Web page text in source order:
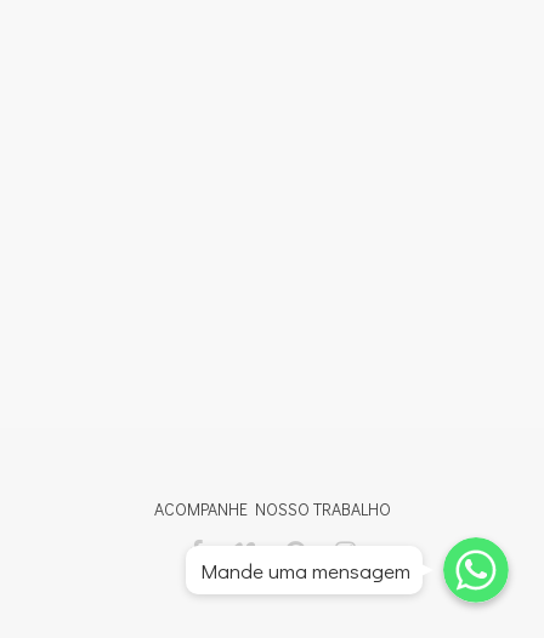
ACOMPANHE NOSSO TRABALHO
Whatsapp
Whatsapp
Whatsapp
Mande uma mensagem